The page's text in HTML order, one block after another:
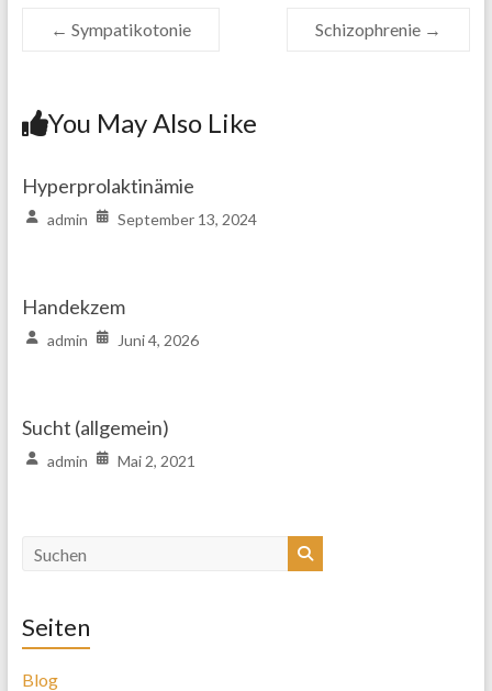
← Sympatikotonie Schizophrenie →
You May Also Like
Hyperprolaktinämie
admin September 13, 2024
Handekzem
admin Juni 4, 2026
Sucht (allgemein)
admin Mai 2, 2021
Seiten
Blog